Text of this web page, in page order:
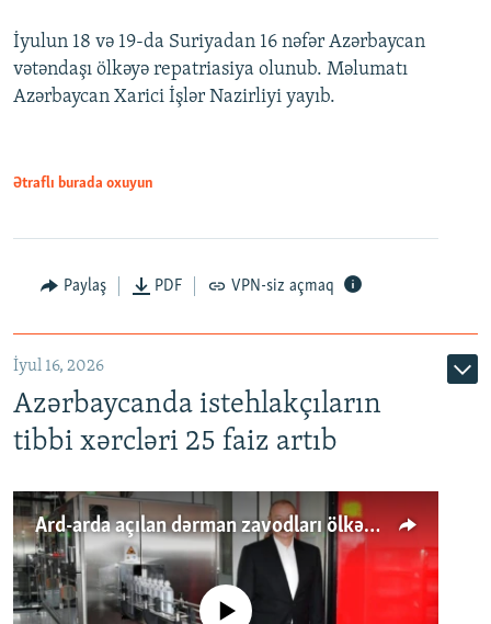
İyulun 18 və 19-da Suriyadan 16 nəfər Azərbaycan
vətəndaşı ölkəyə repatriasiya olunub. Məlumatı
Azərbaycan Xarici İşlər Nazirliyi yayıb.
Ətraflı burada oxuyun
Paylaş PDF VPN-siz açmaq
İyul 16, 2026
Azərbaycanda istehlakçıların
tibbi xərcləri 25 faiz artıb
Ard-arda açılan dərman zavodları ölkənin tələbatını ödəyirmi?
No media source currently available